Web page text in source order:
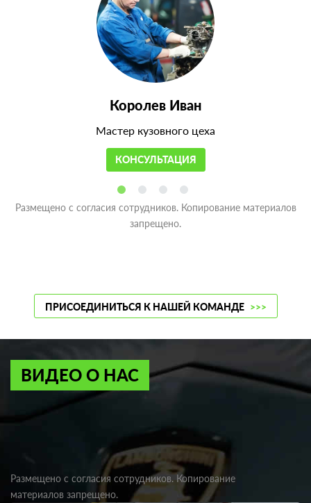
Королев Иван
Мастер кузовного цеха
КОНСУЛЬТАЦИЯ
Размещено с согласия сотрудников. Копирование материалов
запрещено.
ПРИСОЕДИНИТЬСЯ К НАШЕЙ КОМАНДЕ >>>
ВИДЕО О НАС
Размещено с согласия сотрудников. Копирование
материалов запрещено.